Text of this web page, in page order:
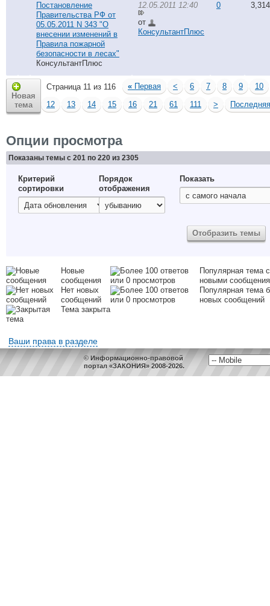
Постановление
Правительства РФ от
05.05.2011 N 343 "О
внесении изменений в
Правила пожарной
безопасности в лесах"
КонсультантПлюс
12.05.2011 12:40
от
КонсультантПлюс
0 3,314
Новая
тема
Страница 11 из 116 « Первая < 6 7 8 9
10
12
13 14 15 16 21 61 111 >
Опции просмотра
Показаны темы с 201 по 220 из 2305
Критерий
сортировки
Порядок
отображения
Показать
Новые
сообщения
Популярная тема с
новыми
Нет новых
сообщений
Популярная тема
новых сообщений
Тема закрыта
Ваши права в разделе
© Информационно-правовой
портал «ЗАКОНИЯ» 2008-2026.